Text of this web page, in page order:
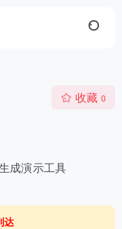
收藏 0
成演示工具
达